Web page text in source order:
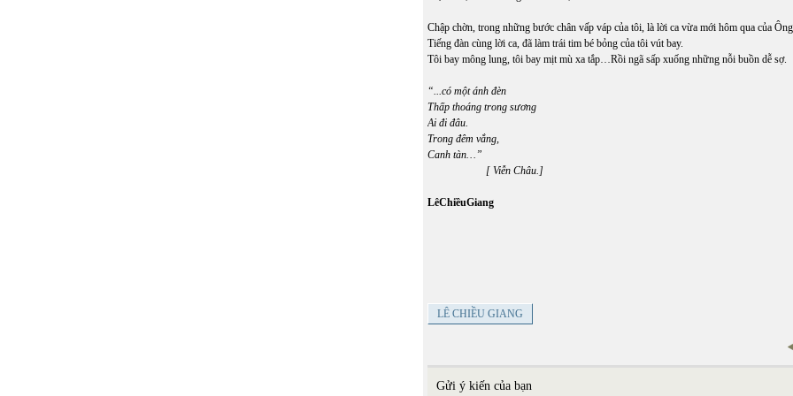
Chập chờn, trong những bước chân vấp váp của tôi, là lời ca vừa mới hôm qua của
Tiếng đàn cùng lời ca, đã làm trái tim bé bỏng của tôi vút bay.
Tôi bay mông lung, tôi bay mịt mù xa tắp…Rồi ngã sấp xuống những nỗi buồn dễ sợ.
“...có một ánh đèn
Thấp thoáng trong sương
Ai đi đâu.
Trong đêm vắng,
Canh tàn…”
[ Viễn Châu.]
LêChiềuGiang
LÊ CHIỀU GIANG
Gửi ý kiến của bạn